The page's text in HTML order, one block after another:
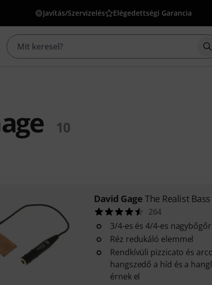
Javítás/Szervizelés Elégedettségi Garancia
10
David Gage The Realist
264
3/4-es és 4/4-es
Réz redukáló elemmel
Rendkívüli pizzicato és
hangszedő a híd és a
érnek el